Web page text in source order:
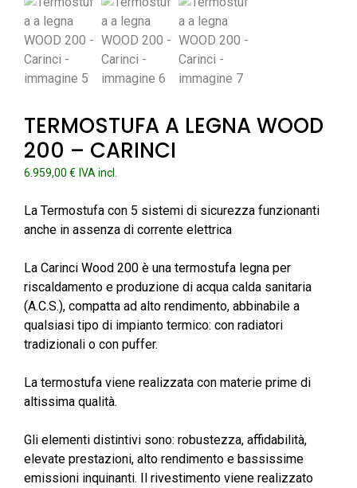
TERMOSTUFA A LEGNA WOOD
200 – CARINCI
6.959,00 € IVA incl.
La Termostufa con 5 sistemi di sicurezza funzionanti
anche in assenza di corrente elettrica
La Carinci Wood 200 è una termostufa legna per
riscaldamento e produzione di acqua calda sanitaria
(A.C.S.), compatta ad alto rendimento, abbinabile a
qualsiasi tipo di impianto termico: con radiatori
tradizionali o con puffer.
La termostufa viene realizzata con materie prime di
altissima qualità.
Gli elementi distintivi sono: robustezza, affidabilità,
elevate prestazioni, alto rendimento e bassissime
emissioni inquinanti. Il rivestimento viene realizzato